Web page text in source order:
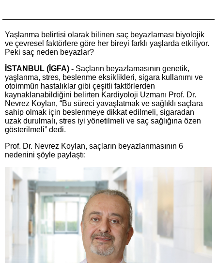
Yaşlanma belirtisi olarak bilinen saç beyazlaması biyolojik
ve çevresel faktörlere göre her bireyi farklı yaşlarda etkiliyor.
Peki saç neden beyazlar?
İSTANBUL (İGFA) - Saçların beyazlamasının genetik,
yaşlanma, stres, beslenme eksiklikleri, sigara kullanımı ve
otoimmün hastalıklar gibi çeşitli faktörlerden
kaynaklanabildiğini belirten Kardiyoloji Uzmanı Prof. Dr.
Nevrez Koylan, “Bu süreci yavaşlatmak ve sağlıklı saçlara
sahip olmak için beslenmeye dikkat edilmeli, sigaradan
uzak durulmalı, stres iyi yönetilmeli ve saç sağlığına özen
gösterilmeli” dedi.
Prof. Dr. Nevrez Koylan, saçların beyazlanmasının 6
nedenini şöyle paylaştı: